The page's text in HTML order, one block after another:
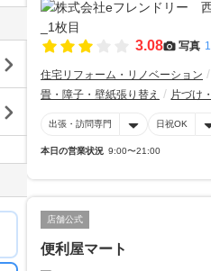
3.08 写真
住宅リフォーム・リノベーション
畳・障子・壁紙張り替え
片づけ
出張・訪問専門 日祝OK
本日の営業状況 9:00〜21:00
店舗公式
便利屋マート